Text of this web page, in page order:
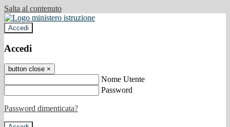
Salta al contenuto
Accedi
Accedi
button close ×
Nome Utente
Password
Password dimenticata?